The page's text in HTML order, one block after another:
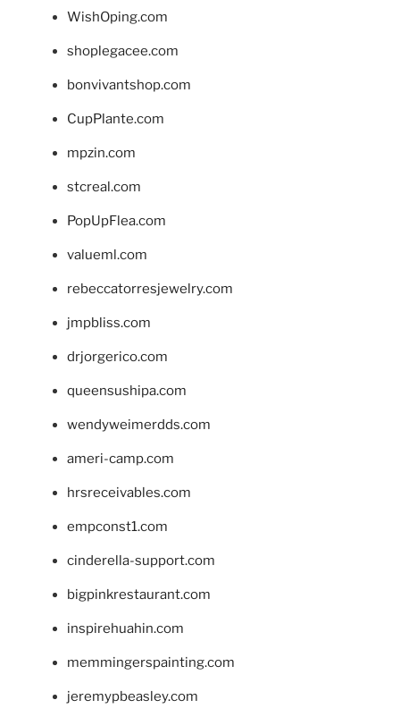
WishOping.com
shoplegacee.com
bonvivantshop.com
CupPlante.com
mpzin.com
stcreal.com
PopUpFlea.com
valueml.com
rebeccatorresjewelry.com
jmpbliss.com
drjorgerico.com
queensushipa.com
wendyweimerdds.com
ameri-camp.com
hrsreceivables.com
empconst1.com
cinderella-support.com
bigpinkrestaurant.com
inspirehuahin.com
memmingerspainting.com
jeremypbeasley.com